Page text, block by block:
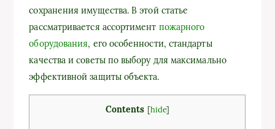
сохранения имущества. В этой статье
рассматривается ассортимент пожарного
оборудования, его особенности, стандарты
качества и советы по выбору для максимально
эффективной защиты объекта.
Contents [hide]